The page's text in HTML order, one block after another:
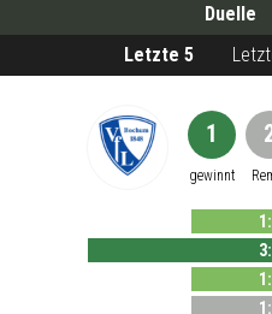
Duelle
Letzte 5
1
gewinnt
1 :
3:
1 :
1 :